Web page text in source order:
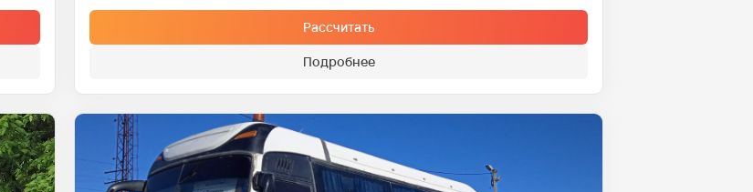
Рассчитать
Подробнее